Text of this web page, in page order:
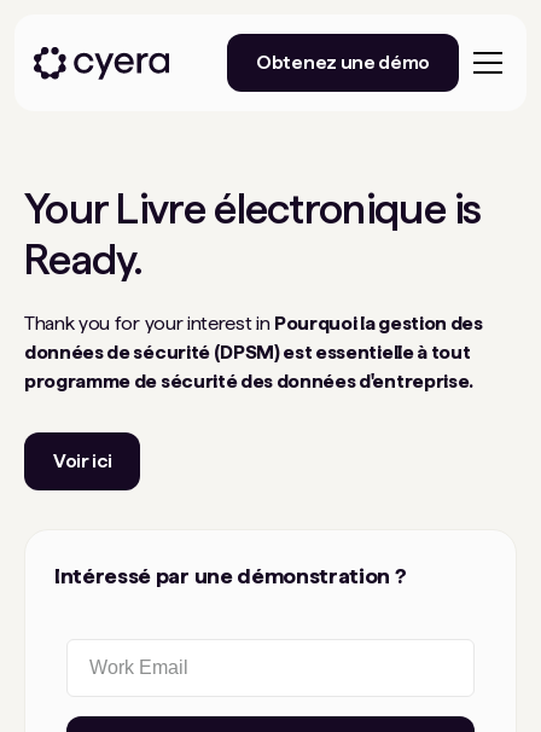
Obtenez une démo
YourLivre électroniqueis
Ready.
Thank you for your interest in Pourquoi la gestion des
données de sécurité (DPSM) est essentielle à tout
programme de sécurité des données d'entreprise.
Voir ici
Intéressé par une démonstration ?